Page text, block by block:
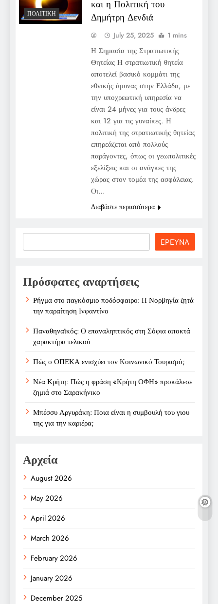
ΠΟΛΙΤΙΚΉ
και η Πολιτική του
Δημήτρη Δενδιά
July 25, 2025 1 mins
Η Σημασία της Στρατιωτικής
Θητείας Η στρατιωτική θητεία
αποτελεί βασικό κομμάτι της
εθνικής άμυνας στην Ελλάδα, με
την υποχρεωτική υπηρεσία να
είναι 24 μήνες για τους άνδρες
και 12 για τις γυναίκες. Η
πολιτική της στρατιωτικής θητείας
επηρεάζεται από πολλούς
παράγοντες, όπως οι γεωπολιτικές
εξελίξεις και οι ανάγκες της
χώρας στον τομέα της ασφάλειας.
Οι…
Διαβάστε περισσότερα
ΕΡΕΥΝΑ
Πρόσφατες αναρτήσεις
Ρήγμα στο παγκόσμιο ποδόσφαιρο: Η Νορβηγία ζητά
την παραίτηση Ινφαντίνο
Παναθηναϊκός: Ο επαναληπτικός στη Σόφια αποκτά
χαρακτήρα τελικού
Πώς ο ΟΠΕΚΑ ενισχύει τον Κοινωνικό Τουρισμό;
Νέα Κρήτη: Πώς η φράση «Κρήτη ΟΦΗ» προκάλεσε
ζημιά στο Σαρακήνικο
Μπέσσυ Αργυράκη: Ποια είναι η συμβουλή του γιου
της για την καριέρα;
Αρχεία
August 2026
May 2026
April 2026
March 2026
February 2026
January 2026
December 2025